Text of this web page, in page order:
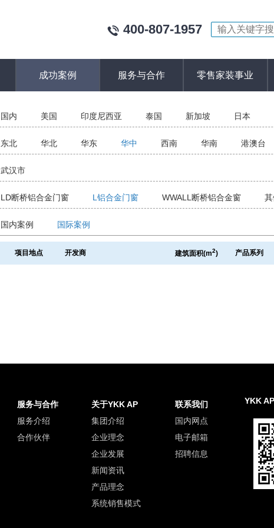
400-807-1957
成功案例 服务与合作 零售家装事业
国内 美国 印度尼西亚 泰国 新加坡 日本
东北 华北 华东 华中 西南 华南 港澳台
武汉市
LD断桥铝合金门窗 L铝合金门窗 WWALL断桥铝合金窗
国内案例 国际案例
项目地点 开发商 建筑面积(m2) 产品系列
服务与合作 关于YKK AP
联系我们
服务介绍 集团介绍
国内网点
合作伙伴 企业理念
电子邮箱
企业发展
招聘信息
新闻资讯
产品理念
系统销售模式
YKK